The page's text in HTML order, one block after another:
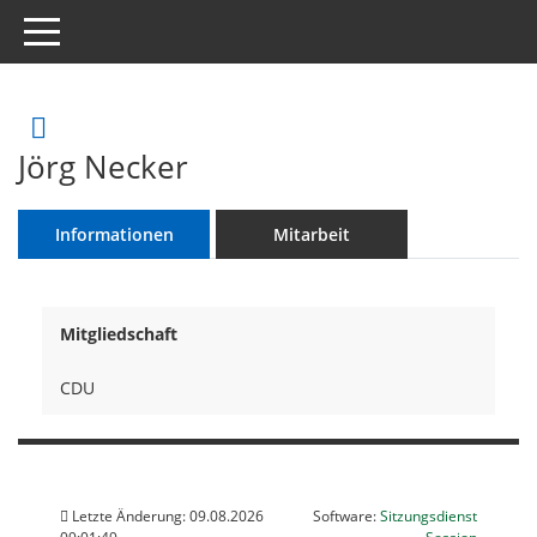
Toggle navigation
Jörg Necker
Informationen Mitarbeit
Mitgliedschaft
CDU
Letzte Änderung: 09.08.2026
Software:Sitzungsdienst